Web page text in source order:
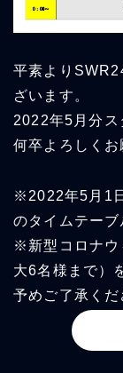
平素より
ざいます。
2022年5月分ス
何卒よろしくお
※2022年5月1
のタイムテーブ
※新型コロナウ
大6名様まで）
予めご了承くだ